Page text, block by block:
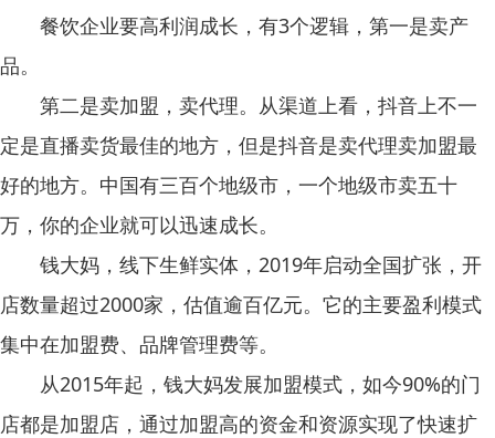
餐饮企业要高利润成长，有3个逻辑，第一是卖产
品。
第二是卖加盟，卖代理。从渠道上看，抖音上不一
定是直播卖货最佳的地方，但是抖音是卖代理卖加盟最
好的地方。中国有三百个地级市，一个地级市卖五十
万，你的企业就可以迅速成长。
钱大妈，线下生鲜实体，2019年启动全国扩张，开
店数量超过2000家，估值逾百亿元。它的主要盈利模式
集中在加盟费、品牌管理费等。
从2015年起，钱大妈发展加盟模式，如今90%的门
店都是加盟店，通过加盟高的资金和资源实现了快速扩